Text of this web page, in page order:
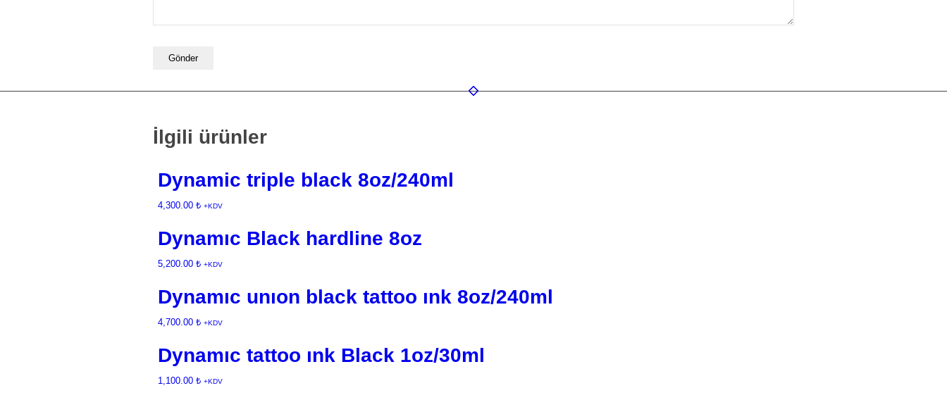
İlgili ürünler
Dynamic triple black 8oz/240ml
4,300.00 ₺ +KDV
Dynamıc Black hardline 8oz
5,200.00 ₺ +KDV
Dynamıc unıon black tattoo ınk 8oz/240ml
4,700.00 ₺ +KDV
Dynamıc tattoo ınk Black 1oz/30ml
1,100.00 ₺ +KDV